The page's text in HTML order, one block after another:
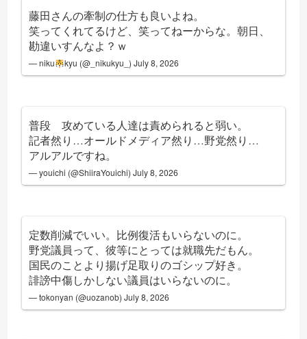
藤田さんの牽制の仕方も良いよね。
笑ってくれてるけど、笑ってねーからな。朝日、
勘違いすんなよ？ｗ
— niku kyu (@_nikukyu_) July 8, 2026
普段 攻めている人達は責められると弱い。
記者然り…オールドメディア然り…野党然り…
アルアルですね。
— youichi (@ShiiraYouichi)July 8, 2026
定数削減でいい。比例復活もいらないのに。
野党議員って、彼等にとっては就職先だもん。
国民のことより揚げ足取りのゴシップ好き。
誹謗中傷しかしない議員はいらないのに。
— tokonyan (@uozanob)July 8, 2026